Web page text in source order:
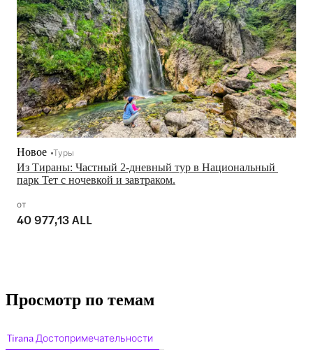
Из Тираны: Частный 2-дневный тур в Национальный
парк Тет с ночевкой и завтраком.
Новое Туры
от
40 977,13 ALL
Просмотр по темам
Tirana Достопримечательности